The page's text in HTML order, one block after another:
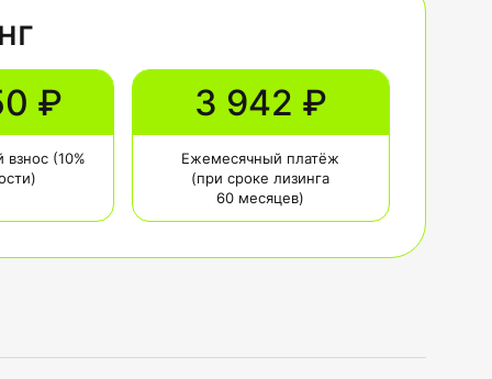
₽
взнос (10%
3 942 ₽
Ежемесячный платёж
(при сроке лизинга
60 месяцев)